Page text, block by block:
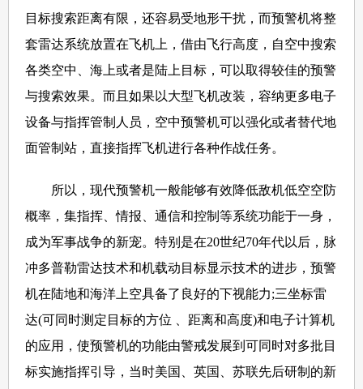
目标搜索距离有限，还容易受地形干扰，而预警机将整
套雷达系统放置在飞机上，借由飞行高度，自空中搜索
各类空中、海上或者是陆上目标，可以取得较佳的预警
与搜索效果。而且如果以大型飞机改装，容纳更多电子
设备与指挥管制人员，空中预警机可以强化或者替代地
面管制站，直接指挥飞机进行各种作战任务。
所以，现代预警机一般能够有效降低敌机低空空防
概率，集指挥、情报、通信和控制等系统功能于一身，
成为军事战争的新宠。特别是在20世纪70年代以后，脉
冲多普勒雷达技术和机载动目标显示技术的进步，预警
机在陆地和海洋上空具备了良好的下视能力;三坐标雷
达(可同时测定目标的方位 、距离和高度)和电子计算机
的应用，使预警机的功能由警戒发展到可同时对多批目
标实施指挥引导，当时美国、英国、苏联先后研制的新